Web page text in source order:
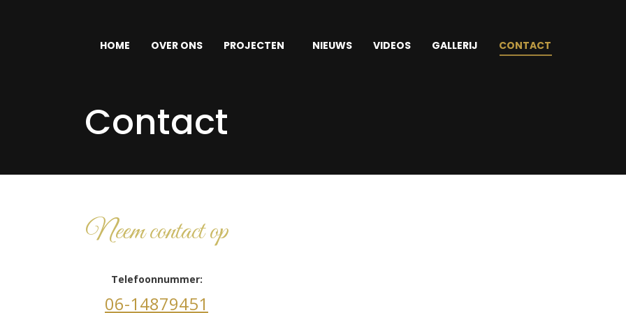
HOME OVER ONS PROJECTEN NIEUWS VIDEOS GALLERIJ CONTACT
Contact
Neem contact op
Telefoonnummer:
06-14879451
PROJECTEN NIEUWS VIDEOS GALLERIJ CONTACT